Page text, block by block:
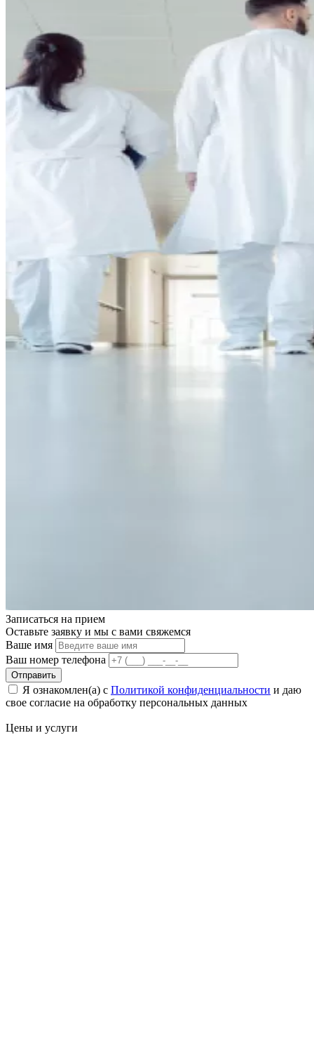
Записаться на прием
Оставьте заявку и мы с вами свяжемся
Ваше имя
Ваш номер телефона
Отправить
Я ознакомлен(а) с Политикой конфиденциальности и даю
свое cогласие на обработку персональных данных
Цены и услуги